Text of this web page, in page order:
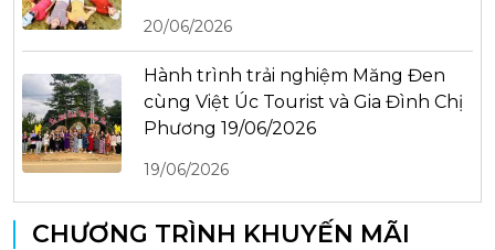
20/06/2026
Hành trình trải nghiệm Măng Đen
cùng Việt Úc Tourist và Gia Đình Chị
Phương 19/06/2026
19/06/2026
CHƯƠNG TRÌNH KHUYẾN MÃI